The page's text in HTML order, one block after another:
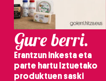
Gure berri.
Erantzun inkesta eta
parte hartu Iztuetako
produktuen saski